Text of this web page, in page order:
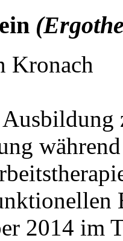
Kronach
2014 im